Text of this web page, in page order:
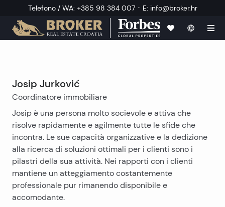
Telefono / WA: +385 98 384 007 · E: info@broker.hr
Josip Jurković
Coordinatore immobiliare
Josip è una persona molto socievole e attiva che
risolve rapidamente e agilmente tutte le sfide che
incontra. Le sue capacità organizzative e la dedizione
alla ricerca di soluzioni ottimali per i clienti sono i
pilastri della sua attività. Nei rapporti con i clienti
mantiene un atteggiamento costantemente
professionale pur rimanendo disponibile e
accomodante.